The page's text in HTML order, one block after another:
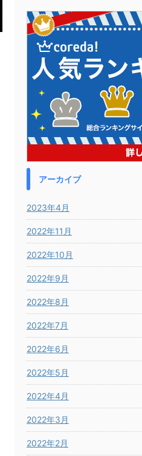
アーカイブ
2023年4月
2022年11月
2022年10月
2022年9月
2022年8月
2022年7月
2022年6月
2022年5月
2022年4月
2022年3月
2022年2月